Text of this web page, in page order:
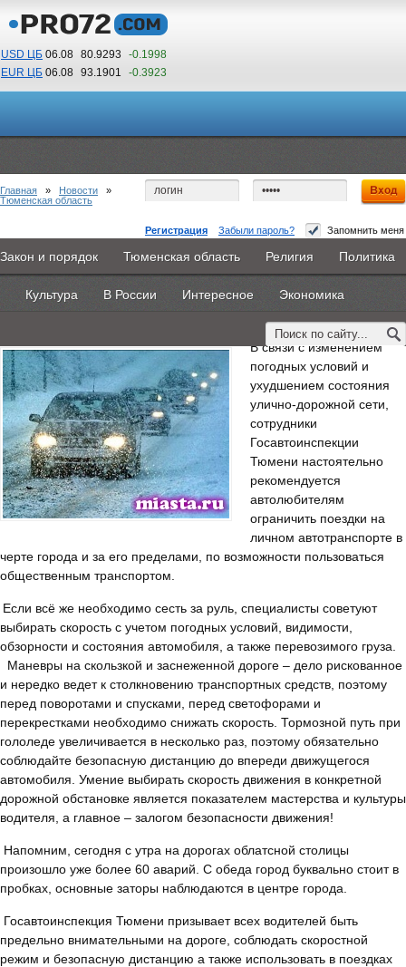
USD ЦБ 06.08 80.9293 -0.1998
EUR ЦБ 06.08 93.1901 -0.3923
14 36
По Гринвичу (GMT +5)
Регистрация Забыли пароль? Запомнить меня
Главная Новости Объявления КНИГИ ВестиNet
Каталоги 9PS Прочее
Закон и порядок Тюменская область Религия Политика
Культура В России Интересное Экономика
Главная » Новости »
Тюменская область
Из-за снегопада тюменцев просят не садиться
за руль без необходимости
В связи с изменением
погодных условий и
ухудшением состояния
улично-дорожной сети,
сотрудники
Госавтоинспекции
Тюмени настоятельно
рекомендуется
автолюбителям
ограничить поездки на
личном автотранспорте в
черте города и за его пределами, по возможности пользоваться
общественным транспортом.
Если всё же необходимо сесть за руль, специалисты советуют
выбирать скорость с учетом погодных условий, видимости,
обзорности и состояния автомобиля, а также перевозимого груза.
Маневры на скользкой и заснеженной дороге – дело рискованное
и нередко ведет к столкновению транспортных средств, поэтому
перед поворотами и спусками, перед светофорами и
перекрестками необходимо снижать скорость. Тормозной путь при
гололеде увеличивается в несколько раз, поэтому обязательно
соблюдайте безопасную дистанцию до впереди движущегося
автомобиля. Умение выбирать скорость движения в конкретной
дорожной обстановке является показателем мастерства и культуры
водителя, а главное – залогом безопасности движения!
Напомним, сегодня с утра на дорогах облатсной столицы
произошло уже более 60 аварий. С обеда город буквально стоит в
пробках, основные заторы наблюдаются в центре города.
Госавтоинспекция Тюмени призывает всех водителей быть
предельно внимательными на дороге, соблюдать скоростной
режим и безопасную дистанцию а также использовать в поездках